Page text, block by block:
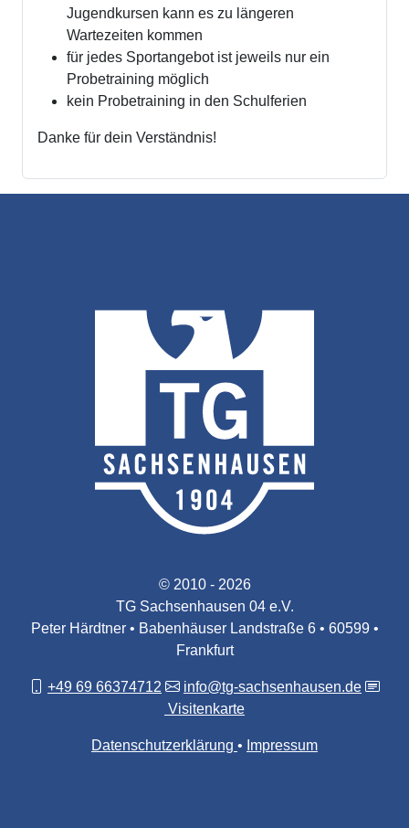
Jugendkursen kann es zu längeren
Wartezeiten kommen
für jedes Sportangebot ist jeweils nur ein
Probetraining möglich
kein Probetraining in den Schulferien
Danke für dein Verständnis!
© 2010 - 2026
TG Sachsenhausen 04 e.V.
Peter Härdtner • Babenhäuser Landstraße 6 • 60599 •
Frankfurt
+49 69 66374712
info@tg-sachsenhausen.de
Visitenkarte
Datenschutzerklärung Impressum